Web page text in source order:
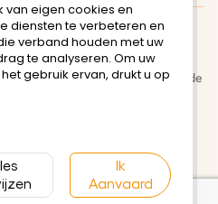
Algemene gebruiksvoorwaarde
Neem contact met ons op
5/5
van eigen cookies en
diensten te verbeteren en
verband houden met uw
te analyseren. Om uw
gebruik ervan, drukt u op
Ik
Aanvaard